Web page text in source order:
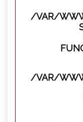
/VAR/
/VAR/